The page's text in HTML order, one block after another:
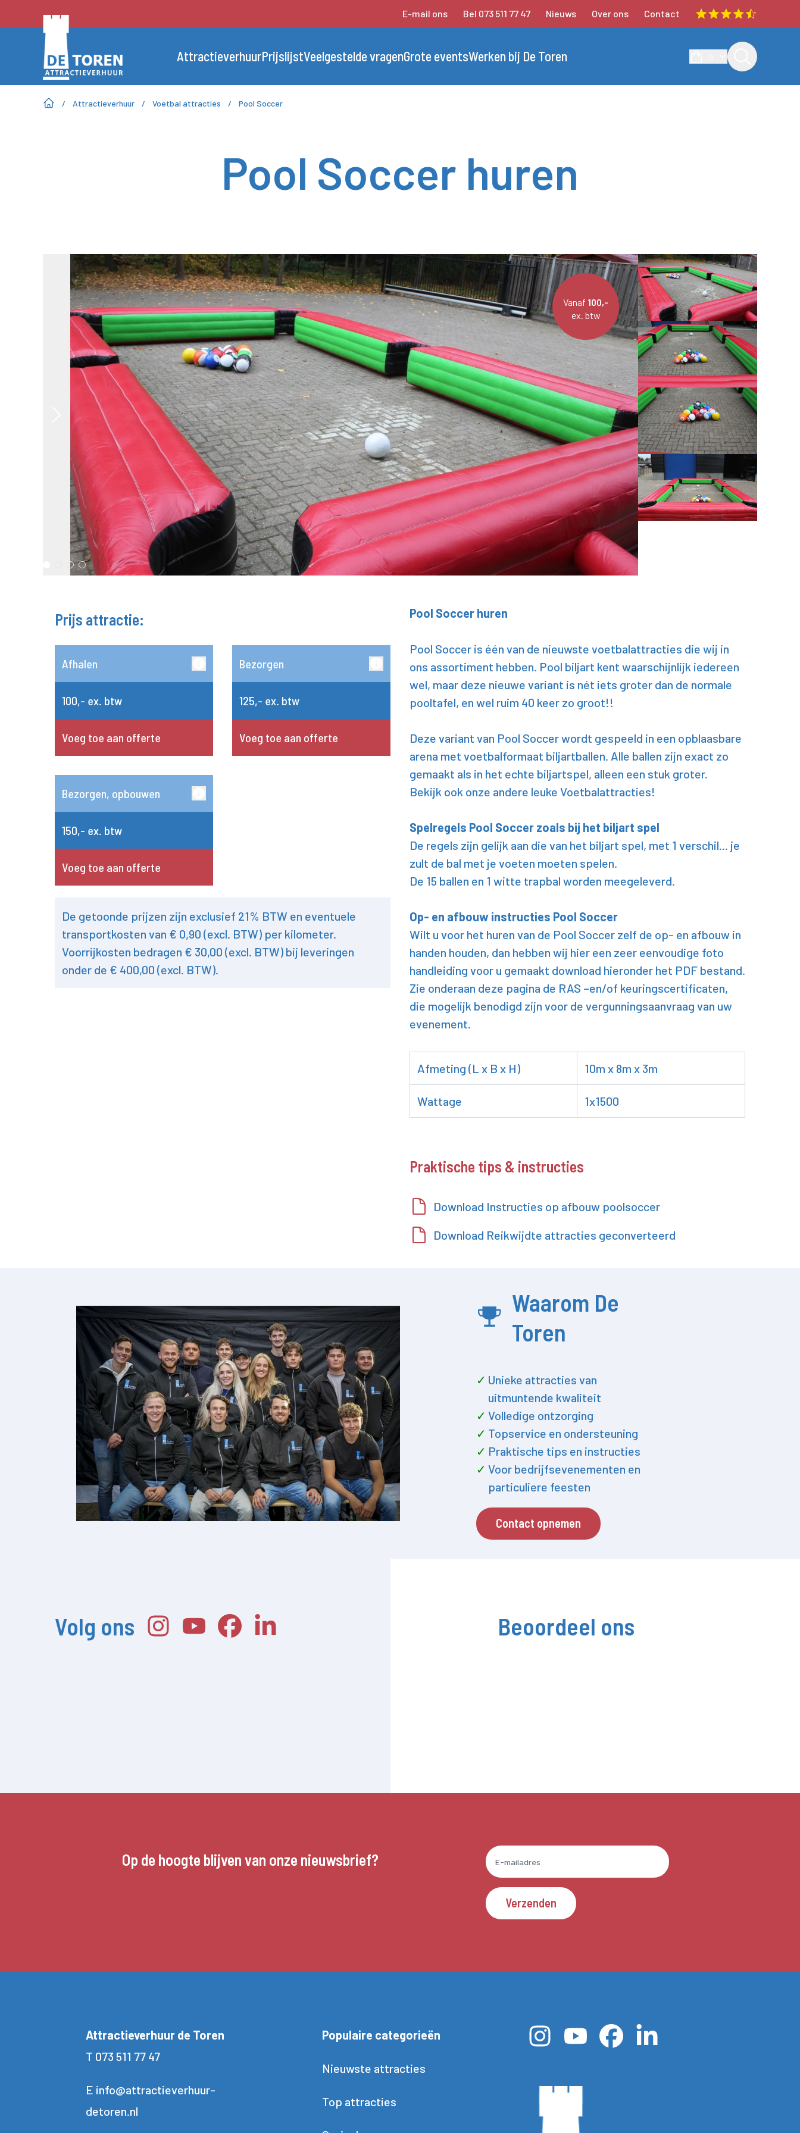
E-mail ons Bel 073 511 77 47 Nieuws Over ons Contact
AttractieverhuurPrijslijstVeelgestelde vragenGrote eventsWerken bij De Toren
/ Attractieverhuur / Voetbal attracties / Pool Soccer
Pool Soccer huren
Vanaf 100,-
ex. btw
Prijs attractie:
Afhalen
100,- ex. btw
Voeg toe aan offerte
Bezorgen
125,- ex. btw
Voeg toe aan offerte
Bezorgen, opbouwen
150,- ex. btw
Voeg toe aan offerte
De getoonde prijzen zijn exclusief 21% BTW en eventuele
transportkosten van € 0,90 (excl. BTW) per kilometer.
Voorrijkosten bedragen € 30,00 (excl. BTW) bij leveringen
onder de € 400,00 (excl. BTW).
Pool Soccer huren
Pool Soccer is één van de nieuwste voetbalattracties die wij in
ons assortiment hebben. Pool biljart kent waarschijnlijk iedereen
wel, maar deze nieuwe variant is nét iets groter dan de normale
pooltafel, en wel ruim 40 keer zo groot!!
Deze variant van Pool Soccer wordt gespeeld in een opblaasbare
arena met voetbalformaat biljartballen. Alle ballen zijn exact zo
gemaakt als in het echte biljartspel, alleen een stuk groter.
Bekijk ook onze andere leuke Voetbalattracties!
Spelregels Pool Soccer zoals bij het biljart spel
De regels zijn gelijk aan die van het biljart spel, met 1 verschil... je
zult de bal met je voeten moeten spelen.
De 15 ballen en 1 witte trapbal worden meegeleverd.
Op- en afbouw instructies Pool Soccer
Wilt u voor het huren van de Pool Soccer zelf de op- en afbouw in
handen houden, dan hebben wij hier een zeer eenvoudige foto
handleiding voor u gemaakt download hieronder het PDF bestand.
Zie onderaan deze pagina de RAS –en/of keuringscertificaten,
die mogelijk benodigd zijn voor de vergunningsaanvraag van uw
evenement.
Afmeting (L x B x H) 10m x 8m x 3m
Wattage 1x1500
Praktische tips & instructies
Download Instructies op afbouw poolsoccer
Download Reikwijdte attracties geconverteerd
Waarom De
Toren
Unieke attracties van
uitmuntende kwaliteit
Volledige ontzorging
Topservice en ondersteuning
Praktische tips en instructies
Voor bedrijfsevenementen en
particuliere feesten
Contact opnemen
Volg ons Beoordeel ons
Op de hoogte blijven van onze nieuwsbrief?
Verzenden
Attractieverhuur de Toren
T 073 511 77 47
E info@attractieverhuur-
detoren.nl
Populaire categorieën
Nieuwste attracties
Top attracties